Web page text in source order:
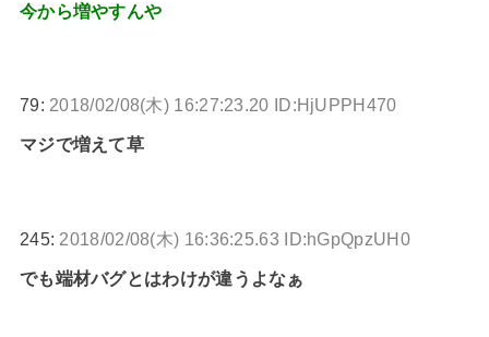
今から増やすんや
79: 2018/02/08(木) 16:27:23.20 ID:HjUPPH470
マジで増えて草
245: 2018/02/08(木) 16:36:25.63 ID:hGpQpzUH0
でも端材バグとはわけが違うよなぁ